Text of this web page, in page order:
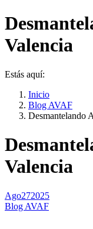
Valencia
Estás aquí:
Inicio
Blog AVAF
Desmantelando
Valencia
Ago272025
Blog AVAF